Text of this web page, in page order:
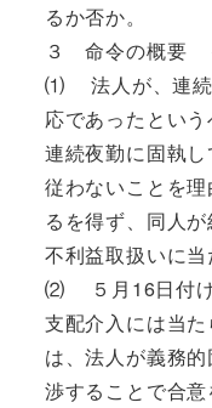
るか否か。
３ 命令の概要
⑴ 法人が、連続
応であったとい
連続夜勤に固執
従わないことを
るを得ず、同人
不利益取扱いに当
⑵ ５月16日付け
支配介入には当
は、法人が義務
渉することで合